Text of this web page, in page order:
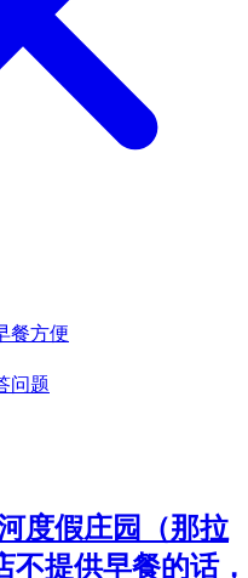
餐方便
问题
度假庄园（那拉
不提供早餐的话，